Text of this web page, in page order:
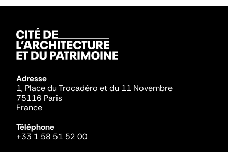
Adresse
1, Place du Trocadéro et du 11 Novembre
75116 Paris
France
Téléphone
+33 1 58 51 52 00